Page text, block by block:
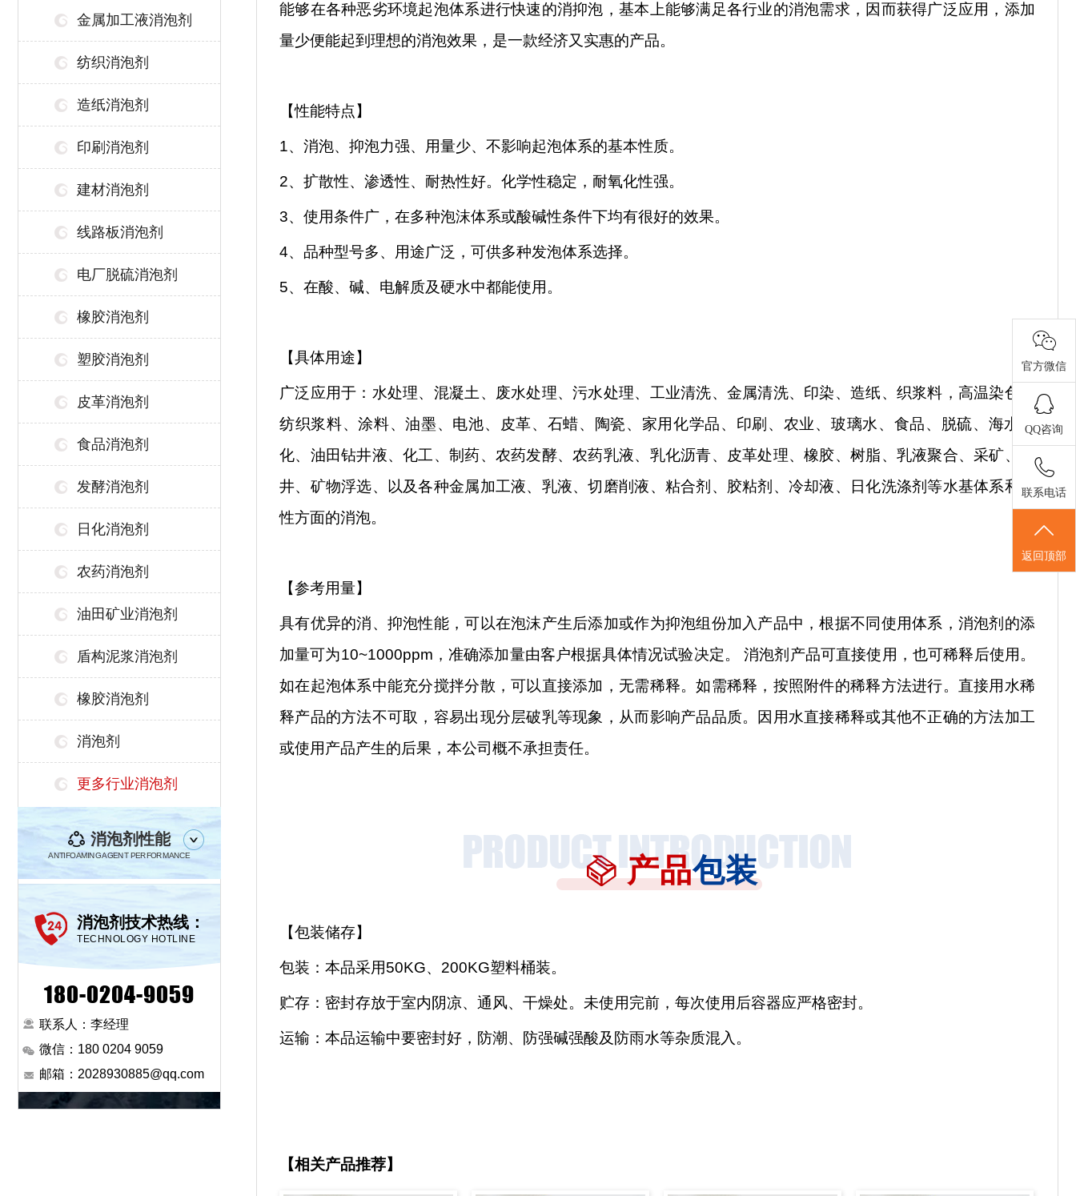
金属加工液消泡剂
纺织消泡剂
造纸消泡剂
印刷消泡剂
建材消泡剂
线路板消泡剂
电厂脱硫消泡剂
橡胶消泡剂
塑胶消泡剂
皮革消泡剂
食品消泡剂
发酵消泡剂
日化消泡剂
农药消泡剂
油田矿业消泡剂
盾构泥浆消泡剂
橡胶消泡剂
消泡剂
更多行业消泡剂
消泡剂性能
ANTIFOAMING AGENT PERFORMANCE
消泡剂技术热线：
TECHNOLOGY HOTLINE
180-0204-9059
联系人：李经理
微信：180 0204 9059
邮箱：2028930885@qq.com
能够在各种恶劣环境起泡体系进行快速的消抑泡，基本上能够满足各行业的消泡需求，因而获得广泛应用，添加
量少便能起到理想的消泡效果，是一款经济又实惠的产品。
【性能特点】
1、消泡、抑泡力强、用量少、不影响起泡体系的基本性质。
2、扩散性、渗透性、耐热性好。化学性稳定，耐氧化性强。
3、使用条件广，在多种泡沫体系或酸碱性条件下均有很好的效果。
4、品种型号多、用途广泛，可供多种发泡体系选择。
5、在酸、碱、电解质及硬水中都能使用。
【具体用途】
广泛应用于：水处理、混凝土、废水处理、污水处理、工业清洗、金属清洗、印染、造纸、织浆料，高温染色、
纺织浆料、涂料、油墨、电池、皮革、石蜡、陶瓷、家用化学品、印刷、农业、玻璃水、食品、脱硫、海水淡
化、油田钻井液、化工、制药、农药发酵、农药乳液、乳化沥青、皮革处理、橡胶、树脂、乳液聚合、采矿、钻
井、矿物浮选、以及各种金属加工液、乳液、切磨削液、粘合剂、胶粘剂、冷却液、日化洗涤剂等水基体系和油
性方面的消泡。
【参考用量】
具有优异的消、抑泡性能，可以在泡沫产生后添加或作为抑泡组份加入产品中，根据不同使用体系，消泡剂的添
加量可为10~1000ppm，准确添加量由客户根据具体情况试验决定。 消泡剂产品可直接使用，也可稀释后使用。
如在起泡体系中能充分搅拌分散，可以直接添加，无需稀释。如需稀释，按照附件的稀释方法进行。直接用水稀
释产品的方法不可取，容易出现分层破乳等现象，从而影响产品品质。因用水直接稀释或其他不正确的方法加工
或使用产品产生的后果，本公司概不承担责任。
产品包装
【包装储存】
包装：本品采用50KG、200KG塑料桶装。
贮存：密封存放于室内阴凉、通风、干燥处。未使用完前，每次使用后容器应严格密封。
运输：本品运输中要密封好，防潮、防强碱强酸及防雨水等杂质混入。
【相关产品推荐】
官方微信
QQ咨询
联系电话
返回顶部